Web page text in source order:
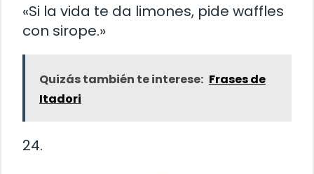
«Si la vida te da limones, pide waffles
con sirope.»
Quizás también te interese: Frases de
Itadori
24.